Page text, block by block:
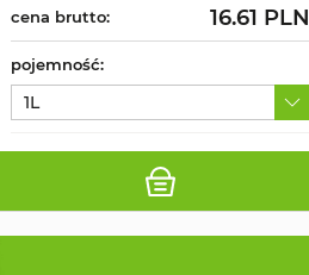
cena brutto: 16.61 PLN
pojemność:
1L